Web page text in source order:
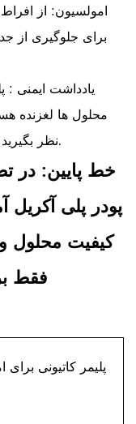
امولسیون: از
برای جلوگیری از
یادداشت ایمنی :
محلول ها لغزنده
نظر بگیرید و روش های پاکسازی سریع را اجرا کنید.
خط پایین: در
پودر پلی
کیفیت محلول
فقط